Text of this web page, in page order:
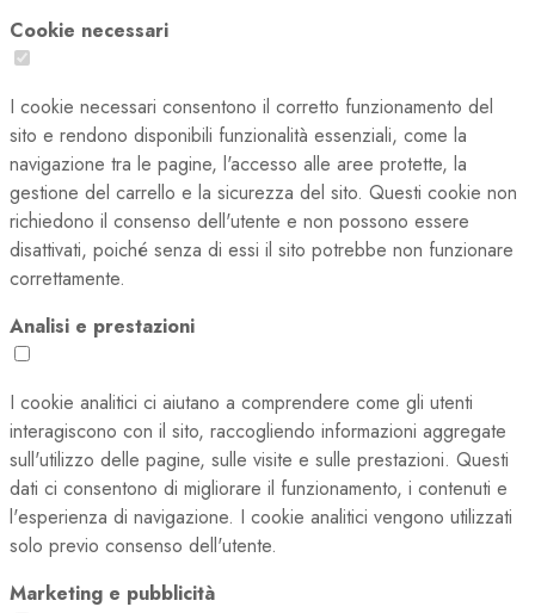
Cookie necessari
I cookie necessari consentono il corretto funzionamento del
sito e rendono disponibili funzionalità essenziali, come la
navigazione tra le pagine, l'accesso alle aree protette, la
gestione del carrello e la sicurezza del sito. Questi cookie non
richiedono il consenso dell'utente e non possono essere
disattivati, poiché senza di essi il sito potrebbe non funzionare
correttamente.
Analisi e prestazioni
I cookie analitici ci aiutano a comprendere come gli utenti
interagiscono con il sito, raccogliendo informazioni aggregate
sull'utilizzo delle pagine, sulle visite e sulle prestazioni. Questi
dati ci consentono di migliorare il funzionamento, i contenuti e
l'esperienza di navigazione. I cookie analitici vengono utilizzati
solo previo consenso dell'utente.
Marketing e pubblicità